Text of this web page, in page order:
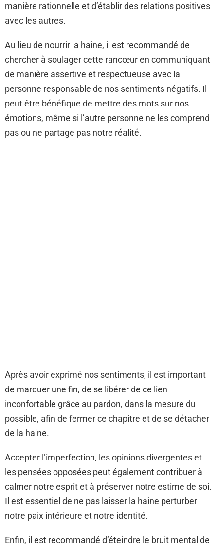
manière rationnelle et d’établir des relations positives
avec les autres.
Au lieu de nourrir la haine, il est recommandé de
chercher à soulager cette rancœur en communiquant
de manière assertive et respectueuse avec la
personne responsable de nos sentiments négatifs. Il
peut être bénéfique de mettre des mots sur nos
émotions, même si l’autre personne ne les comprend
pas ou ne partage pas notre réalité.
Après avoir exprimé nos sentiments, il est important
de marquer une fin, de se libérer de ce lien
inconfortable grâce au pardon, dans la mesure du
possible, afin de fermer ce chapitre et de se détacher
de la haine.
Accepter l’imperfection, les opinions divergentes et
les pensées opposées peut également contribuer à
calmer notre esprit et à préserver notre estime de soi.
Il est essentiel de ne pas laisser la haine perturber
notre paix intérieure et notre identité.
Enfin, il est recommandé d’éteindre le bruit mental de